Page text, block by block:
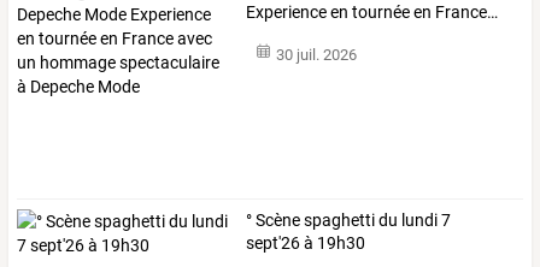
Experienceen tournéeen France…
30 juil. 2026
° Scène spaghetti du lundi 7
sept'26 à 19h30